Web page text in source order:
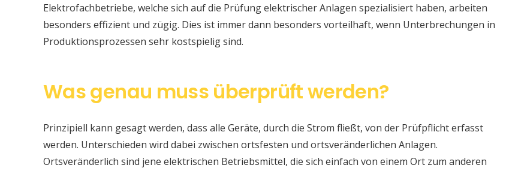
Elektrofachbetriebe, welche sich auf die Prüfung elektrischer Anlagen spezialisiert haben, arbeiten
besonders effizient und zügig. Dies ist immer dann besonders vorteilhaft, wenn Unterbrechungen in
Produktionsprozessen sehr kostspielig sind.
Was genau muss überprüft werden?
Prinzipiell kann gesagt werden, dass alle Geräte, durch die Strom fließt, von der Prüfpflicht erfasst
werden. Unterschieden wird dabei zwischen ortsfesten und ortsveränderlichen Anlagen.
Ortsveränderlich sind jene elektrischen Betriebsmittel, die sich einfach von einem Ort zum anderen